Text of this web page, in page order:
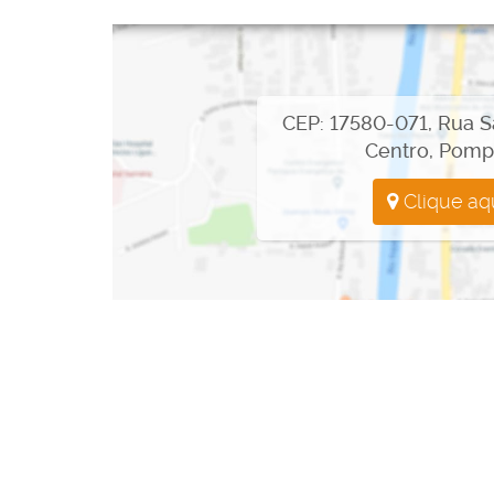
pronto para receber seus pacientes.
📲 Entre em contato agora e garanta já a sua!
CEP: 17580-071, Rua
Centro,
Clique